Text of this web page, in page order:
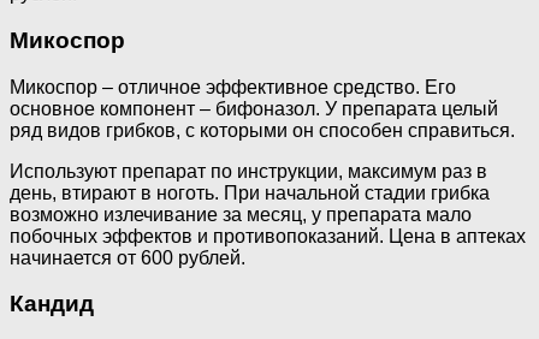
Микоспор
Микоспор – отличное эффективное средство. Его
основное компонент – бифоназол. У препарата целый
ряд видов грибков, с которыми он способен справиться.
Используют препарат по инструкции, максимум раз в
день, втирают в ноготь. При начальной стадии грибка
возможно излечивание за месяц, у препарата мало
побочных эффектов и противопоказаний. Цена в аптеках
начинается от 600 рублей.
Кандид